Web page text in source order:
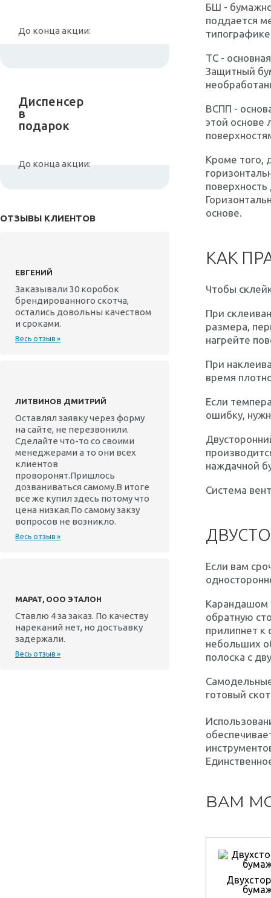
До конца акции:
Диспенсер
в
подарок
До конца акции:
ОТЗЫВЫ КЛИЕНТОВ
ЕВГЕНИЙ
Заказывали 30 коробок
брендированного скотча,
остались довольны качеством
и сроками.
Весь отзыв »
ЛИТВИНОВ ДМИТРИЙ
Оставлял заявку через форму
на сайте, не перезвонили.
Сделайте что-то со своими
менеджерами а то они всех
клиентов
проворонят.Пришлось
дозваниваться самому.В итоге
все же купил здесь потому что
цена низкая.По самому закзу
вопросов не возникло.
Весь отзыв »
МАРАТ, ООО ЭТАЛОН
Ставлю 4 за заказ. По качеству
нареканий нет, но достьавку
задержали.
Весь отзыв »
БШ -
поддается
ТС -
Защитный
ВСПП -
этой основе
Кроме того,
основе.
КАК
Чтобы
При
размера,
нагрейте
При
время
Если
ошибку,
наждачной
Система
Если вам
Карандашом
обратную
прилипнет к
небольших
полоска с
готовый
ВАМ